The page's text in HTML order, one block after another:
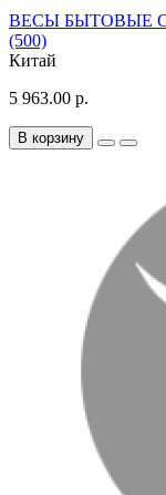
ВЕСЫ БЫТОВЫЕ
(500)
Китай
5 963.00 р.
В корзину